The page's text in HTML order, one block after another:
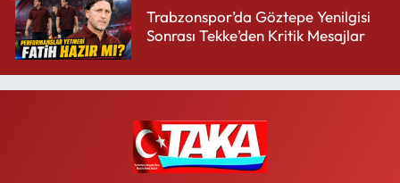
Trabzonspor’da Göztepe Yenilgisi
Sonrası Tekke’den Kritik Mesajlar